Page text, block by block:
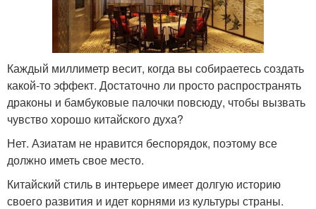
Каждый миллиметр весит, когда вы собираетесь создать
какой-то эффект. Достаточно ли просто распространять
драконы и бамбуковые палочки повсюду, чтобы вызвать
чувство хорошо китайского духа?
Нет. Азиатам не нравится беспорядок, поэтому все
должно иметь свое место.
Китайский стиль в интерьере имеет долгую историю
своего развития и идет корнями из культуры страны.